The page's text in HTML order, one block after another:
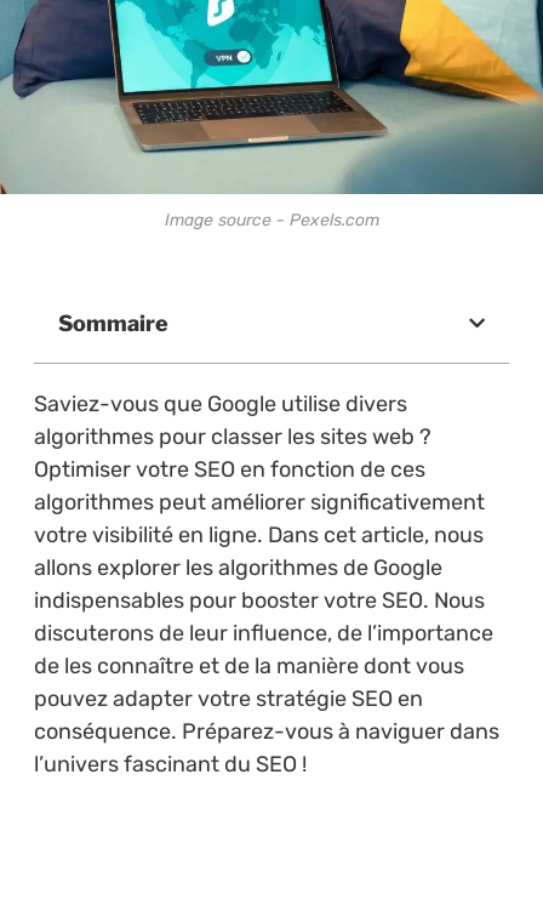
Image source - Pexels.com
Sommaire
Saviez-vous que Google utilise divers
algorithmes pour classer les sites web ?
Optimiser votre SEO en fonction de ces
algorithmes peut améliorer significativement
votre visibilité en ligne. Dans cet article, nous
allons explorer les algorithmes de Google
indispensables pour booster votre SEO. Nous
discuterons de leur influence, de l’importance
de les connaître et de la manière dont vous
pouvez adapter votre stratégie SEO en
conséquence. Préparez-vous à naviguer dans
l’univers fascinant du SEO !